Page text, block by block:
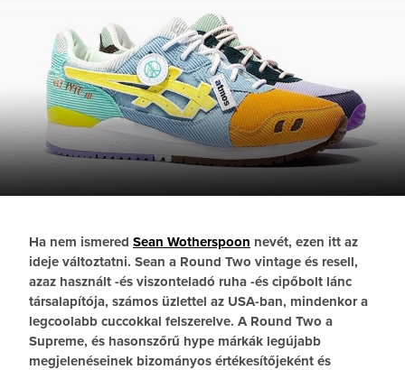
Ha nem ismered Sean Wotherspoon nevét, ezen itt az
ideje változtatni. Sean a Round Two vintage és resell,
azaz használt -és viszonteladó ruha -és cipőbolt lánc
társalapítója, számos üzlettel az USA-ban, mindenkor a
legcoolabb cuccokkal felszerelve. A Round Two a
Supreme, és hasonszőrű hype márkák legújabb
megjelenéseinek bizományos értékesítőjeként és